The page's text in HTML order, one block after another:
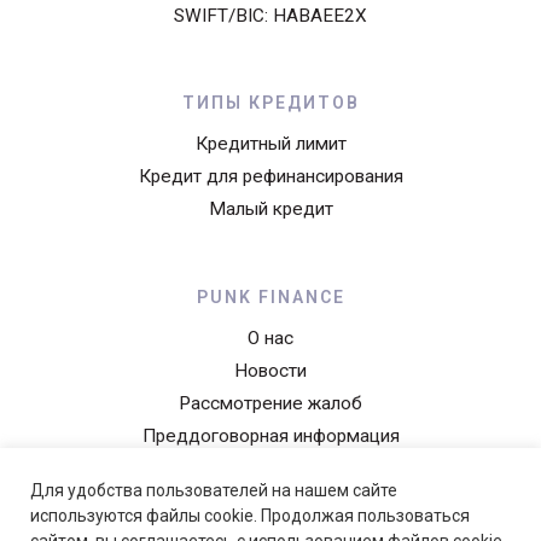
• плата за управление договором в месяц 2,50 €
Ставка расходности кредита рассчитывается исходя из
предположения, что сумма кредита будет использована
немедленно и в полном объеме, основная сумма и проценты
будут выплачиваться ежемесячными аннуитетными
периода. Общая сумма кредита, подлежащая погашению в
получить предложение, подайте заявку.
SWIFT/BIC: HABAEE2X
ТИПЫ КРЕДИТОВ
Кредитный лимит
Кредит для рефинансирования
Малый кредит
PUNK FINANCE
О нас
Новости
Рассмотрение жалоб
Преддоговорная информация
Прейскурант
Для удобства пользователей на нашем сайте
используются файлы cookie. Продолжая пользоваться